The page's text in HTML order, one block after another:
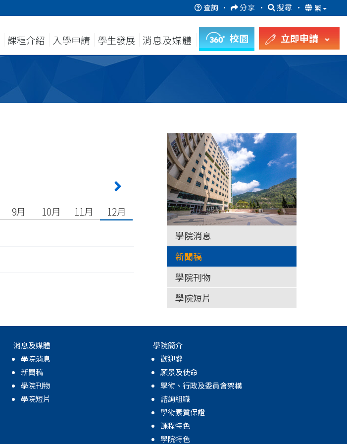
查詢 · 分享 · 搜尋 · 繁
課程介紹 入學申請 學生發展 消息及媒體 校園 立即申請
9月 10月 11月
12月
學院消息
新聞稿
學院刊物
學院短片
消息及媒體
學院消息
新聞稿
學院刊物
學院短片
學院簡介
歡迎辭
願景及使命
學術、行政及委員會架構
諮詢組職
學術素質保證
課程特色
學院特色